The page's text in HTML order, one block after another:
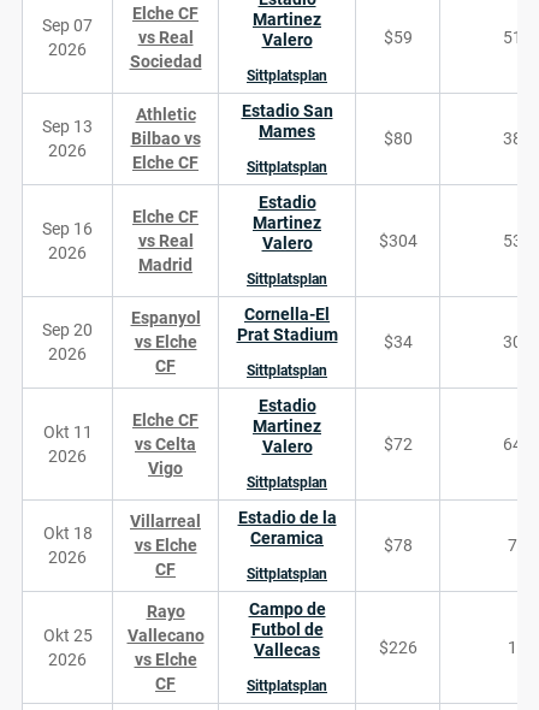
Sep 07
2026
Elche CF
vs Real
Sociedad
Martinez
Valero
Sittplatsplan
$59 510
Sep 13
2026
Athletic
Bilbao vs
Elche CF
Estadio San
Mames
Sittplatsplan
$80 388
Sep 16
2026
Elche CF
vs Real
Madrid
Estadio
Martinez
Valero
Sittplatsplan
$304 537
Sep 20
2026
Espanyol
vs Elche
CF
Cornella-El
Prat Stadium
Sittplatsplan
$34 306
Okt 11
2026
Elche CF
vs Celta
Vigo
Estadio
Martinez
Valero
Sittplatsplan
$72 640
Okt 18
2026
Villarreal
vs Elche
CF
Estadio de la
Ceramica
Sittplatsplan
$78 76
Okt 25
2026
Rayo
Vallecano
vs Elche
CF
Campo de
Futbol de
Vallecas
Sittplatsplan
$226 12